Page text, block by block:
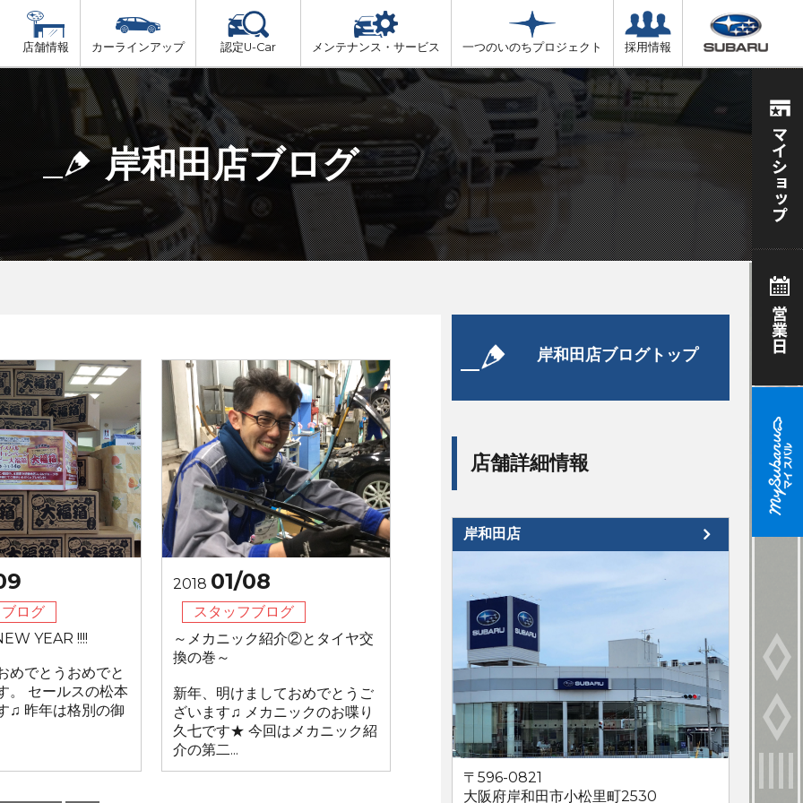
店舗情報
覧 大阪府北部
大阪府市内
大阪府南部
カーラインアップ 認定U-Car メンテナンス・サービス
ス 車検（法定24か月点検）
法定 12ヶ月 点検
6ヶ月ごとの セーフティ チェック
車検 3ヶ月前 無料診断
一つのいのちプロジェクト 採用情報
岸和田店ブログ
ログ
YEAR !!!!
めでとうおめでと
。 セールスの松本
♫ 昨年は格別の御
2018 01/08
スタッフブログ
～メカニック紹介②とタイヤ交
換の巻～
新年、明けましておめでとうご
ざいます♫ メカニックのお喋り
久七です★ 今回はメカニック紹
介の第二...
岸和田店ブログトップ
店舗詳細情報
岸和田店
〒596-0821
大阪府岸和田市小松里町2530